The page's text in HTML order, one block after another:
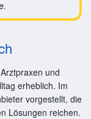
und
erheblich. Im
vorgestellt, die
Lösungen reichen.